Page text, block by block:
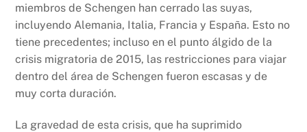
miembros de Schengen han cerrado las suyas,
incluyendo Alemania, Italia, Francia y España. Esto no
tiene precedentes; incluso en el punto álgido de la
crisis migratoria de 2015, las restricciones para viajar
dentro del área de Schengen fueron escasas y de
muy corta duración.
La gravedad de esta crisis, que ha suprimido